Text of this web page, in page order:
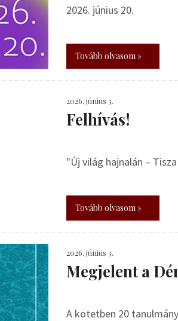
2026. június 20.
Tovább olvasom »
2026. június 3.
Felhívás!
"Új világ hajnalán –
Tovább olvasom »
2026. június 3.
Megjelent a
A kötetben 20